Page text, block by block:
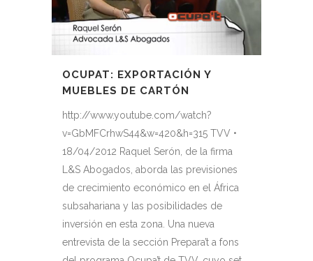
OCUPAT: EXPORTACIÓN Y
MUEBLES DE CARTÓN
http://www.youtube.com/watch?
v=GbMFCrhwS44&w=420&h=315 TVV •
18/04/2012 Raquel Serón, de la firma
L&S Abogados, aborda las previsiones
de crecimiento económico en el África
subsahariana y las posibilidades de
inversión en esta zona. Una nueva
entrevista de la sección Prepara’t a fons